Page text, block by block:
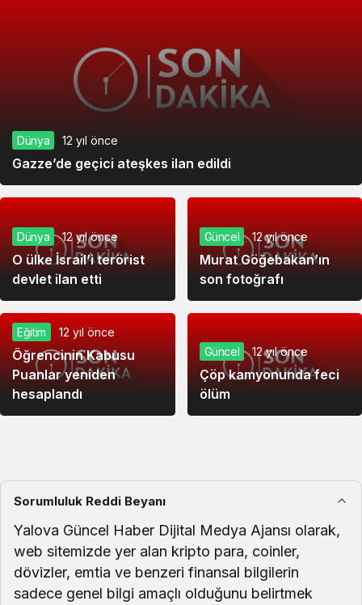
Dünya 12 yıl önce
Gazze’de geçici ateşkes ilan edildi
Dünya 12 yıl önce
O ülke İsrail’i terörist
devlet ilan etti
Güncel 12 yıl önce
Murat Göğebakan’ın
son fotoğrafı
Eğitim 12 yıl önce
Öğrencinin Kabusu
Puanlar yeniden
hesaplandı
Güncel 12 yıl önce
Çöp kamyonunda feci
ölüm
Sorumluluk Reddi Beyanı
Yalova Güncel Haber Dijital Medya Ajansı olarak,
web sitemizde yer alan kripto para, coinler,
dövizler, emtia ve benzeri finansal bilgilerin
sadece genel bilgi amaçlı olduğunu belirtmek